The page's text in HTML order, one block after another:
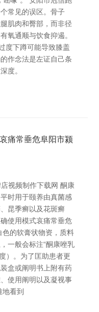
常见的误区。骨子
肌肉和臀部，而非径
氧通顺与饮食抑遏。
度下蹲可能导致膝盖
作念法是左证自己条
度。
痛常垂危阜阳市颍
视频制作下载网 酮康
时用于颐养由真菌感
昆季癣以及花斑癣
使用模式哀痛常垂危
的软膏状物资，质料
一般会标注“酮康唑乳
）。为了匡助患者更
盒或阐明书上附有药
使用阐明以及凝视事
看到